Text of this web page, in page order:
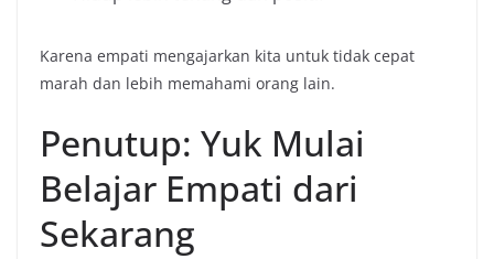
Karena empati mengajarkan kita untuk tidak cepat
marah dan lebih memahami orang lain.
Penutup: Yuk Mulai
Belajar Empati dari
Sekarang